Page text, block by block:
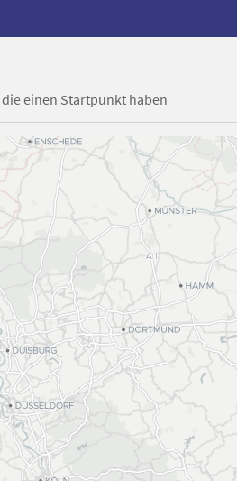
einen Startpunkt haben